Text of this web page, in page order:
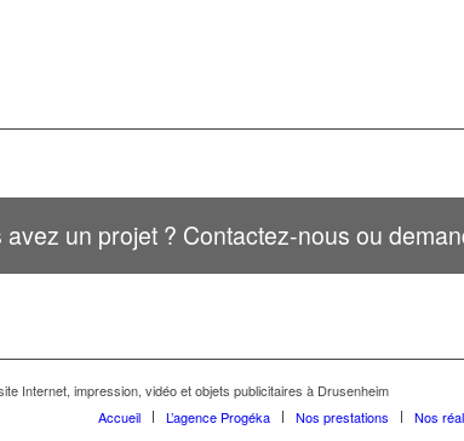
avez un projet ? Contactez-nous ou
Internet, impression, vidéo et objets publicitaires à Drusenheim
Accueil
L’agence Progéka Nos prestations Nos